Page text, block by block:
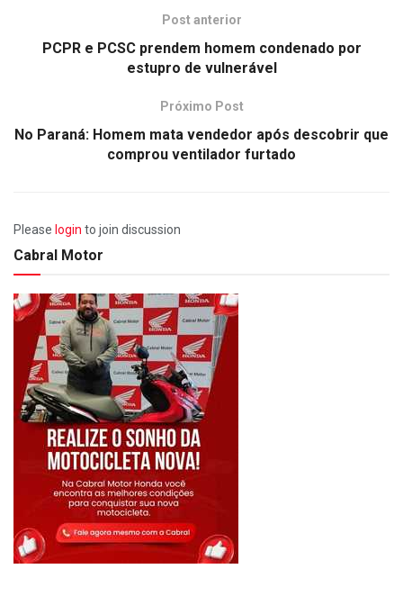
Post anterior
PCPR e PCSC prendem homem condenado por
estupro de vulnerável
Próximo Post
No Paraná: Homem mata vendedor após descobrir que
comprou ventilador furtado
Please login to join discussion
Cabral Motor